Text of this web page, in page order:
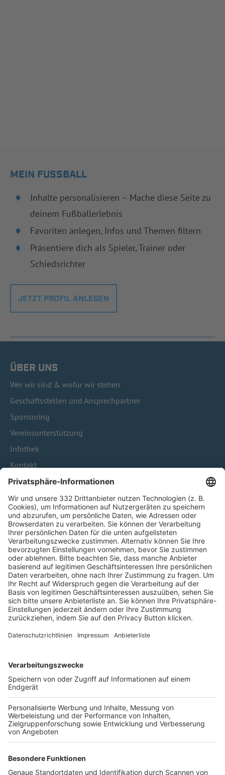
MEIN FUSSBALL
Inhalte personalisieren – Mache diese Seite zu
deinem Fußballerlebnis
Favoriten anlegen, Infos und Themen filtern
Präsentiere dich als Spieler, Trainer oder
Schiedsrichter
JETZT PROFIL ANLEGEN
ÜBER UNS
Wer wir sind & wofür wir stehen
Geschäftsstellen und Ansprechpartner
Sponsoring
Vereinsunterstützung
Infothek
Kontakt
HÄUFIG BESUCHTE SEITEN
Pässe und Vereinswechsel
Trainerausbildung
Schulungsangebot Vereinsmitarbeiter
BFV-Geschäftsstellen
Trainerbörse
Login SpielPlus
FOLGE DEM BFV
TOP-VEREINE
TOP-PARTNER